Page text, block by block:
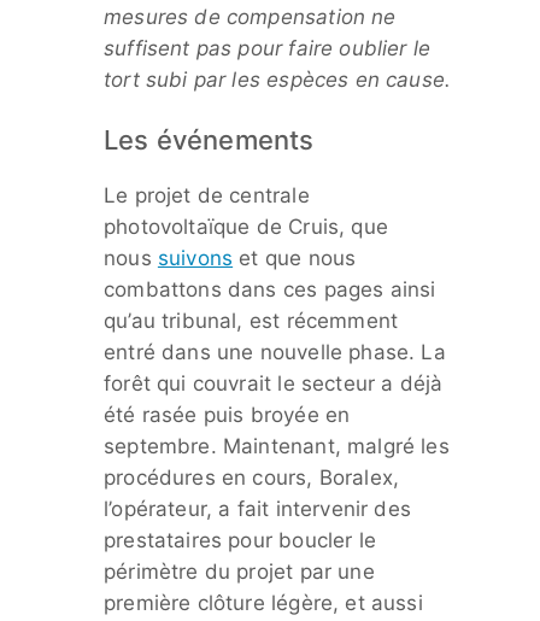
mesures de compensation ne
suffisent pas pour faire oublier le
tort subi par les espèces en cause.
Les événements
Le projet de centrale
photovoltaïque de Cruis, que
nous suivons et que nous
combattons dans ces pages ainsi
qu’au tribunal, est récemment
entré dans une nouvelle phase. La
forêt qui couvrait le secteur a déjà
été rasée puis broyée en
septembre. Maintenant, malgré les
procédures en cours, Boralex,
l’opérateur, a fait intervenir des
prestataires pour boucler le
périmètre du projet par une
première clôture légère, et aussi